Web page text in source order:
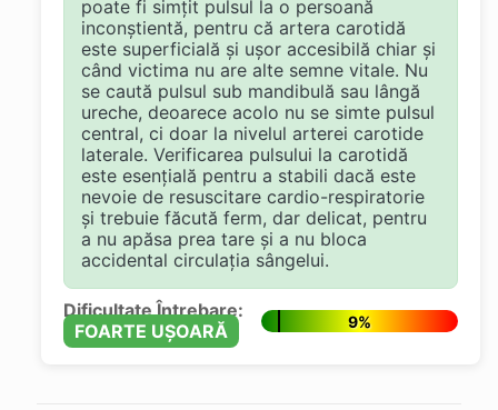
poate fi simțit pulsul la o persoană
inconștientă, pentru că artera carotidă
este superficială și ușor accesibilă chiar și
când victima nu are alte semne vitale. Nu
se caută pulsul sub mandibulă sau lângă
ureche, deoarece acolo nu se simte pulsul
central, ci doar la nivelul arterei carotide
laterale. Verificarea pulsului la carotidă
este esențială pentru a stabili dacă este
nevoie de resuscitare cardio-respiratorie
și trebuie făcută ferm, dar delicat, pentru
a nu apăsa prea tare și a nu bloca
accidental circulația sângelui.
Dificultate Întrebare:
FOARTE UȘOARĂ
9%